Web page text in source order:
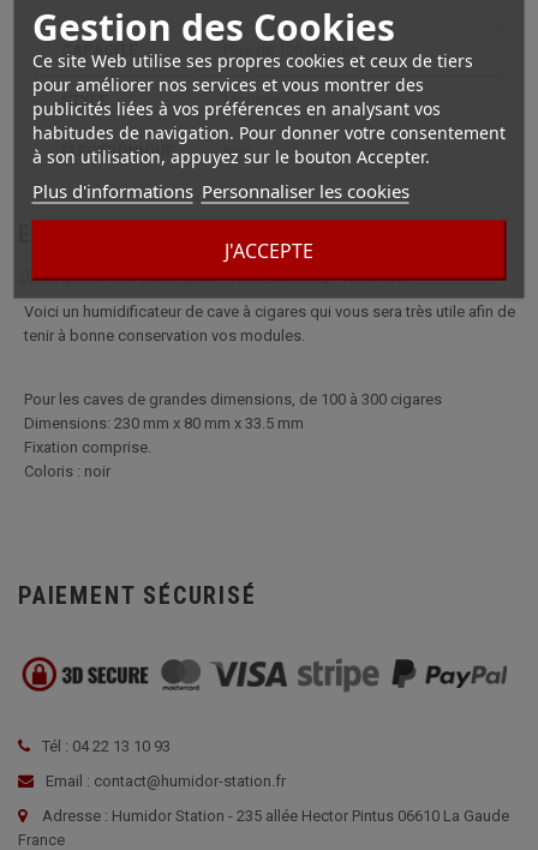
Gestion des Cookies
Ce site Web utilise ses propres cookies et ceux de tiers
pour améliorer nos services et vous montrer des
publicités liées à vos préférences en analysant vos
habitudes de navigation. Pour donner votre consentement
à son utilisation, appuyez sur le bouton Accepter.
Plus d'informations Personnaliser les cookies
J'ACCEPTE
CAPACITÉ plus de 100 cigares
STYLE mousse
ÉLECTRONIQUE non
Description complète pour Humidificateur Titan Noir
Voici un humidificateur de cave à cigares qui vous sera très utile afin de
tenir à bonne conservation vos modules.
Pour les caves de grandes dimensions, de 100 à 300 cigares
Dimensions: 230 mm x 80 mm x 33.5 mm
Fixation comprise.
Coloris : noir
PAIEMENT SÉCURISÉ
Tél : 04 22 13 10 93
Email : contact@humidor-station.fr
Adresse : Humidor Station - 235 allée Hector Pintus 06610 La Gaude
France